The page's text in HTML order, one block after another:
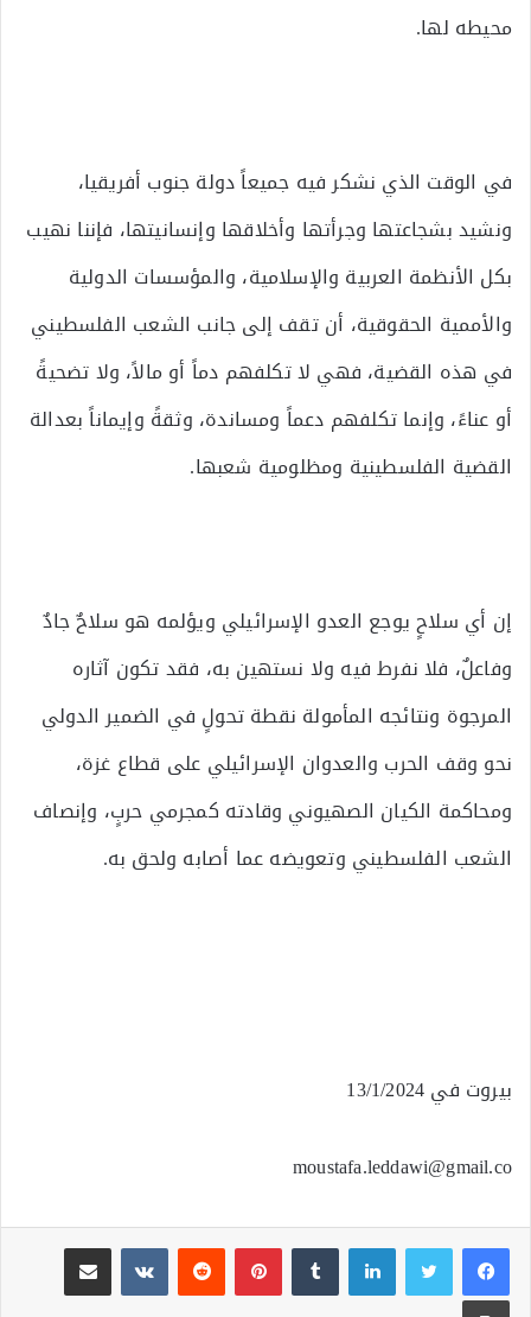
محيطه لها.
في الوقت الذي نشكر فيه جميعاً دولة جنوب أفريقيا،
ونشيد بشجاعتها وجرأتها وأخلاقها وإنسانيتها، فإننا نهيب
بكل الأنظمة العربية والإسلامية، والمؤسسات الدولية
والأممية الحقوقية، أن تقف إلى جانب الشعب الفلسطيني
في هذه القضية، فهي لا تكلفهم دماً أو مالاً، ولا تضحيةً
أو عناءً، وإنما تكلفهم دعماً ومساندة، وثقةً وإيماناً بعدالة
القضية الفلسطينية ومظلومية شعبها.
إن أي سلاحٍ يوجع العدو الإسرائيلي ويؤلمه هو سلاحٌ جادٌ
وفاعلٌ، فلا نفرط فيه ولا نستهين به، فقد تكون آثاره
المرجوة ونتائجه المأمولة نقطة تحولٍ في الضمير الدولي
نحو وقف الحرب والعدوان الإسرائيلي على قطاع غزة،
ومحاكمة الكيان الصهيوني وقادته كمجرمي حربٍ، وإنصاف
الشعب الفلسطيني وتعويضه عما أصابه ولحق به.
بيروت في 13/1/2024
moustafa.leddawi@gmail.co
لينكدإن بينتيريست
مشاركة عبر البريد
طباعة